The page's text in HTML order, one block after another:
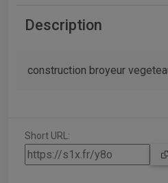
Description
construction broyeur
Short URL: